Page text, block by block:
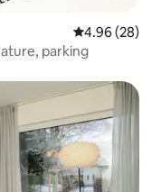
4.96 out of 5
4.96 (28)
parking